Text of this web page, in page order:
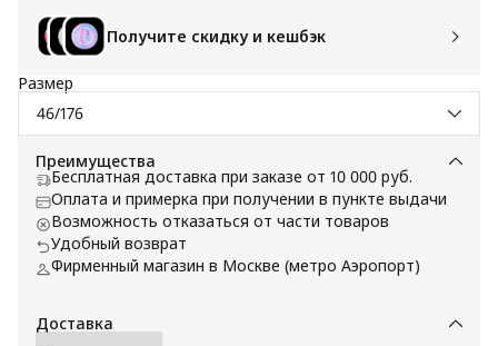
Получите скидку и кешбэк
Размер
46/176
Преимущества
Бесплатная доставка при заказе от 10 000 руб.
Оплата и примерка при получении в пункте выдачи
Возможность отказаться от части товаров
Удобный возврат
Фирменный магазин в Москве (метро Аэропорт)
Доставка